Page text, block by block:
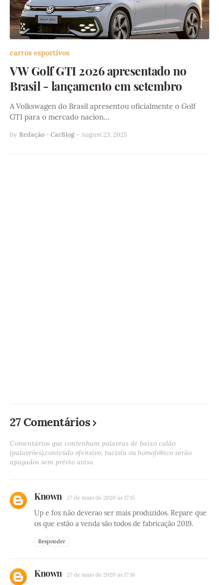
carros esportivos
VW Golf GTI 2026 apresentado no
Brasil - lançamento em setembro
A Volkswagen do Brasil apresentou oficialmente o Golf
GTI para o mercado nacion…
by Redação - CarBlog - August 23, 2025
27 Comentários
Comentários que contenham palavras de baixo calão
(palavrões),conteúdo ofensivo, racista ou homofóbico serão
apagados sem prévio aviso.
Known 27 de maio de 2020 às 17:15
Up e fox não deverao ser mais produzidos. Repare que
os que estão a venda são todos de fabricação 2019.
Responder
Known 27 de maio de 2020 às 17:16